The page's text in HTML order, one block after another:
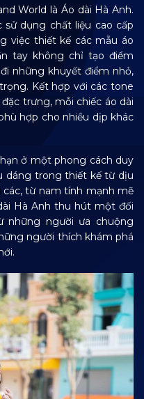
World là Áo dài Hà Anh.
sử dụng chất liệu cao cấp
việc thiết kế các mẫu áo
tay không chỉ tạo điểm
những khuyết điểm nhỏ,
Kết hợp với các tone
trưng, mỗi chiếc áo dài
hợp cho nhiều dịp khác
ở một phong cách duy
dáng trong thiết kế từ dịu
từ nam tính mạnh mẽ
Hà Anh thu hút một đối
những người ưa chuộng
người thích khám phá